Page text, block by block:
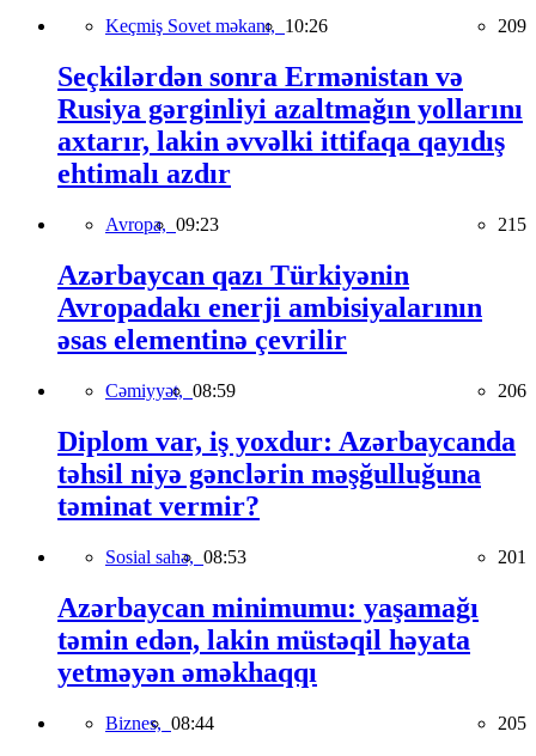
Keçmiş Sovet məkanı, 10:26 209
Seçkilərdən sonra Ermənistan və
Rusiya gərginliyi azaltmağın yollarını
axtarır, lakin əvvəlki ittifaqa qayıdış
ehtimalı azdır
Avropa, 09:23 215
Azərbaycan qazı Türkiyənin
Avropadakı enerji ambisiyalarının
əsas elementinə çevrilir
Cəmiyyət, 08:59 206
Diplom var, iş yoxdur: Azərbaycanda
təhsil niyə gənclərin məşğulluğuna
təminat vermir?
Sosial sahə, 08:53 201
Azərbaycan minimumu: yaşamağı
təmin edən, lakin müstəqil həyata
yetməyən əməkhaqqı
Biznes, 08:44 205